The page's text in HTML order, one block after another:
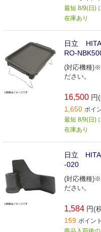
最短 8/9(日)
在庫あり
日立
RO-
(対応機種)※
ださい。
16,500 円
1,650 ポイ
最短 8/9(日)
在庫あり
日立
-020
(対応機種)※
ださい。
1,584 円(
159 ポイン